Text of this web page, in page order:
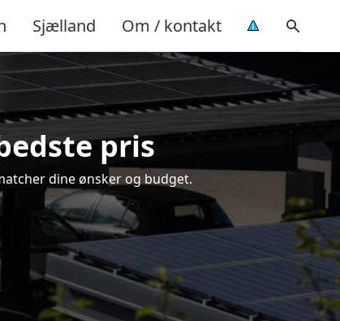
Sjælland Om / kontakt
pris
dine ønsker og budget.